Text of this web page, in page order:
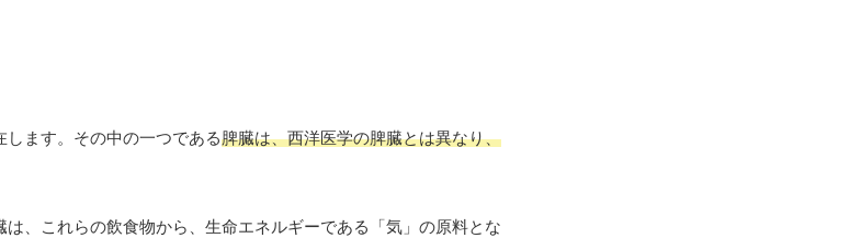
ます。その中の一つである脾臓は、西洋医学の脾臓とは異なり、
、これらの飲食物から、生命エネルギーである「気」の原料とな